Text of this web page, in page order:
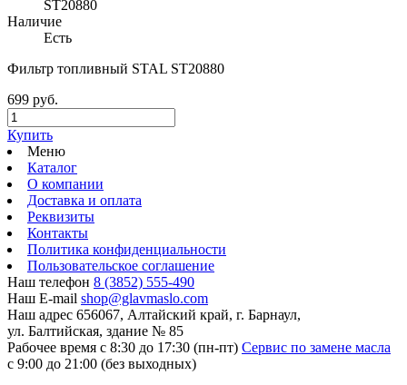
ST20880
Наличие
Есть
Фильтр топливный STAL ST20880
699 руб.
Купить
Меню
Каталог
О компании
Доставка и оплата
Реквизиты
Контакты
Политика конфиденциальности
Пользовательское соглашение
Наш телефон 8 (3852) 555-490
Наш E-mail shop@glavmaslo.com
Наш адрес 656067, Алтайский край, г. Барнаул,
ул. Балтийская, здание № 85
Рабочее время с 8:30 до 17:30 (пн-пт) Сервис по замене масла
с 9:00 до 21:00 (без выходных)